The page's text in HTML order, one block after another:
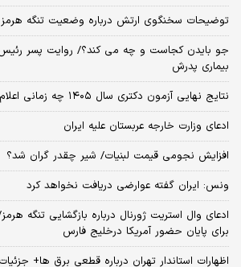
توضیحات سخنگوی ارتش درباره وضعیت تنگه هرمز
جو بایدن کجاست و چه می کند؟/ روایت پسر رئیس
بیماری پدرش
نتایج نهایی آزمون دکتری سال ۱۴۰۵ چه زمانی اعلام می شود؟
ادعای وزارت خارجه عربستان علیه ایران
افزایش نجومی قیمت لبنیات/ شیر چقدر گران شد؟
ونس: ایران گفته عوارضی دریافت نخواهد کرد
ادعای وال استریت ژورنال درباره بازگشایی تنگه
برای پایان حضور آمریکا درخلیج فارس
اظهارات استاندار تهران درباره قطعی برق ها+ جزئیات